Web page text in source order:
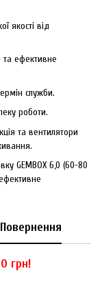
якості від
та ефективне
служби.
роботи.
та вентилятори
GEMBOX 6,0 (60-80
Повернення
грн!